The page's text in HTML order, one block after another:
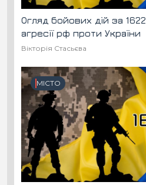
Огляд бойових дій за
агресії рф проти України
Вікторія Стасьєва
МІСТО